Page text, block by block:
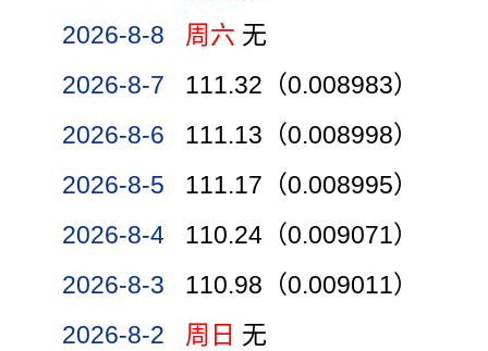
2026-8-8
周六 无
2026-8-7
111.32（0.008983）
2026-8-6
111.13（0.008998）
2026-8-5
111.17（0.008995）
2026-8-4
110.24（0.009071）
2026-8-3
110.98（0.009011）
2026-8-2
周日 无